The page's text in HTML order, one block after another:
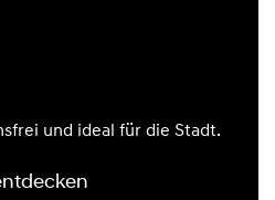
und ideal für die Stadt.